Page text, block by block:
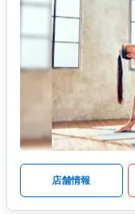
店舗情報